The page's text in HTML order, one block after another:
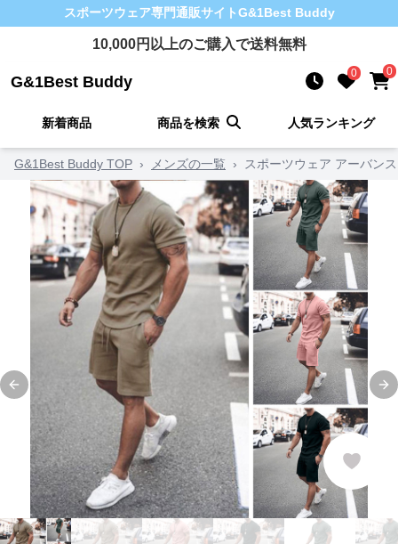
スポーツウェア専門通販サイトG&1Best Buddy
10,000円以上のご購入で送料無料
G&1Best Buddy 0 0
新着商品 商品を検索 人気ランキング
G&1Best Buddy TOP › メンズの一覧 › スポーツウェア アーバン
Previous slide